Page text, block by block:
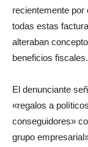
recientemente por
todas estas
alteraban
beneficios fiscales.
El denunciante
«regalos a
conseguidores»
grupo